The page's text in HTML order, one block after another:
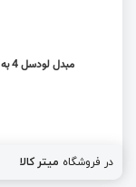
مبدل لودسل 4 به 1 اسیت ESIT مدل: J-BOX 4 - SUMMING BOX
در فروشگاه میتر کالا